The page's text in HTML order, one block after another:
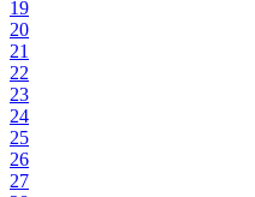
19
20
21
22
23
24
25
26
27